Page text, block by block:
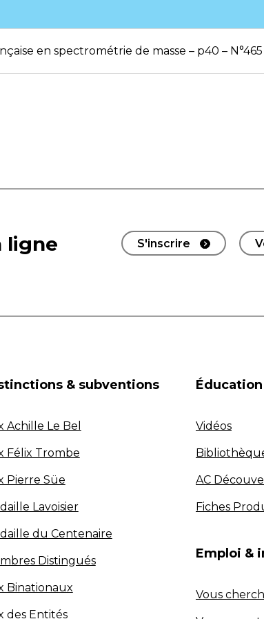
en spectrométrie de masse – p40 – N°465
ligne S'inscrire
& subventions
Achille Le Bel
Félix Trombe
Pierre Süe
Lavoisier
du Centenaire
Distingués
Binationaux
des Entités
Vidéos
AC
Fiches
Emploi &
Vous